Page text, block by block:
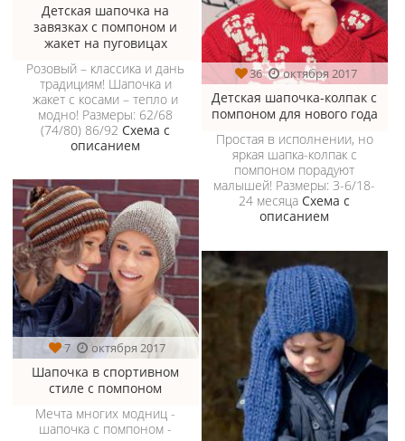
Детская шапочка на
завязках с помпоном и
жакет на пуговицах
Розовый – классика и дань
традициям! Шапочка и
жакет с косами – тепло и
модно! Размеры: 62/68
(74/80) 86/92 Схема с
описанием
36 октября 2017
Детская шапочка-колпак с
помпоном для нового года
Простая в исполнении, но
яркая шапка-колпак с
помпоном порадуют
малышей! Размеры: 3-6/18-
24 месяца Схема с
описанием
7 октября 2017
Шапочка в спортивном
стиле с помпоном
Мечта многих модниц -
шапочка с помпоном -